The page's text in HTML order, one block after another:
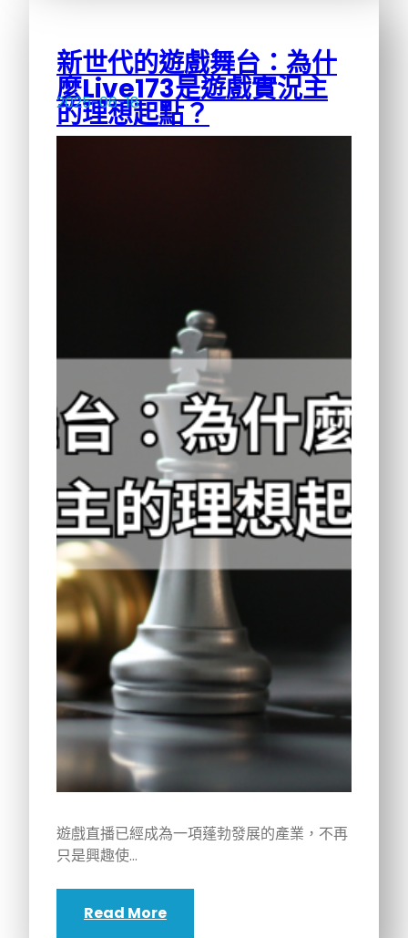
新世代的遊戲舞台：為什
麼Live173是遊戲實況主
的理想起點？
2025-06-18
遊戲直播已經成為一項蓬勃發展的產業，不再
只是興趣使…
Read More